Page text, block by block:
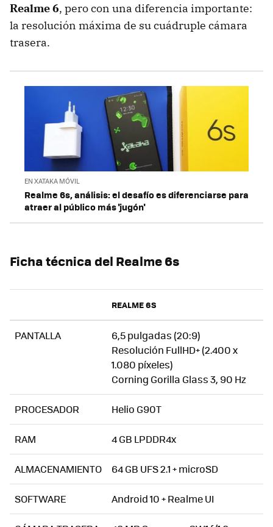
Realme 6, pero con una diferencia importante:
la resolución máxima de su cuádruple cámara
trasera.
EN XATAKA MÓVIL
Realme 6s, análisis: el desafío es diferenciarse para
atraer al público más 'jugón'
Ficha técnica del Realme 6s
REALME 6S
PANTALLA
6,5 pulgadas (20:9)
Resolución FullHD+ (2.400 x
1.080 píxeles)
Corning Gorilla Glass 3, 90 Hz
PROCESADOR Helio G90T
RAM 4 GB LPDDR4x
ALMACENAMIENTO 64 GB UFS 2.1 + microSD
SOFTWARE Android 10 + Realme UI